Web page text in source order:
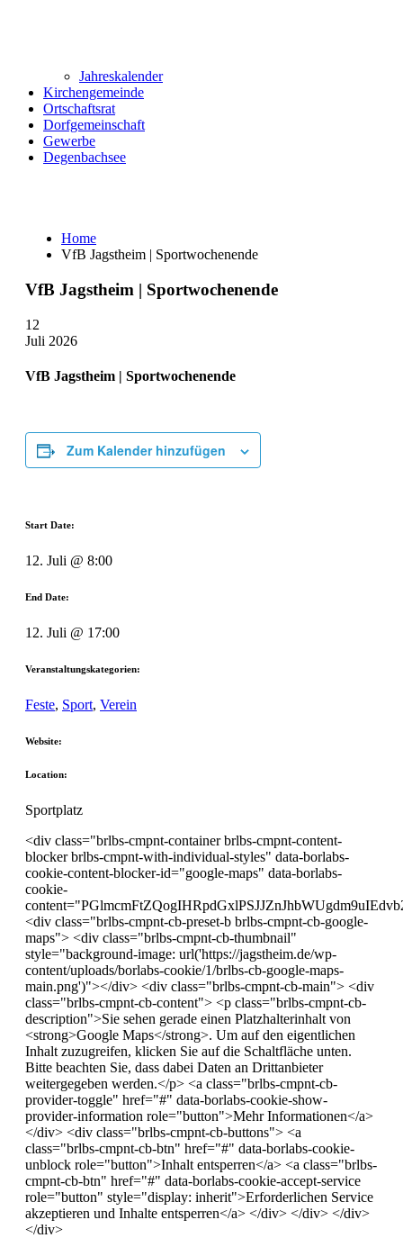
Jahreskalender
Kirchengemeinde
Ortschaftsrat
Dorfgemeinschaft
Gewerbe
Degenbachsee
Home
VfB Jagstheim | Sportwochenende
VfB Jagstheim | Sportwochenende
12
Juli 2026
VfB Jagstheim | Sportwochenende
Zum Kalender hinzufügen
Start Date:
12. Juli @ 8:00
End Date:
12. Juli @ 17:00
Veranstaltungskategorien:
Feste, Sport, Verein
Website:
Location:
Sportplatz
<div class="brlbs-cmpnt-container brlbs-cmpnt-content-
blocker brlbs-cmpnt-with-individual-styles" data-borlabs-
cookie-content-blocker-id="google-maps" data-borlabs-
cookie-
<div class="brlbs-cmpnt-cb-preset-b brlbs-cmpnt-cb-google-
maps"> <div class="brlbs-cmpnt-cb-thumbnail"
style="background-image: url('https://jagstheim.de/wp-
content/uploads/borlabs-cookie/1/brlbs-cb-google-maps-
main.png')"></div> <div class="brlbs-cmpnt-cb-main"> <div
class="brlbs-cmpnt-cb-content"> <p class="brlbs-cmpnt-cb-
description">Sie sehen gerade einen Platzhalterinhalt von
<strong>Google Maps</strong>. Um auf den eigentlichen
Inhalt zuzugreifen, klicken Sie auf die Schaltfläche unten.
Bitte beachten Sie, dass dabei Daten an Drittanbieter
weitergegeben werden.</p> <a class="brlbs-cmpnt-cb-
provider-toggle" href="#" data-borlabs-cookie-show-
provider-information role="button">Mehr Informationen</a>
</div> <div class="brlbs-cmpnt-cb-buttons"> <a
class="brlbs-cmpnt-cb-btn" href="#" data-borlabs-cookie-
unblock role="button">Inhalt entsperren</a> <a class="brlbs-
cmpnt-cb-btn" href="#" data-borlabs-cookie-accept-service
role="button" style="display: inherit">Erforderlichen Service
akzeptieren und Inhalte entsperren</a> </div> </div> </div>
</div>